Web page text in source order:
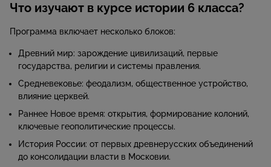
Что изучают в курсе истории 6 класса?
Программа включает несколько блоков:
Древний мир: зарождение цивилизаций, первые
государства, религии и системы правления.
Средневековье: феодализм, общественное устройство,
влияние церквей.
Раннее Новое время: открытия, формирование колоний,
ключевые геополитические процессы.
История России: от первых древнерусских объединений
до консолидации власти в Московии.